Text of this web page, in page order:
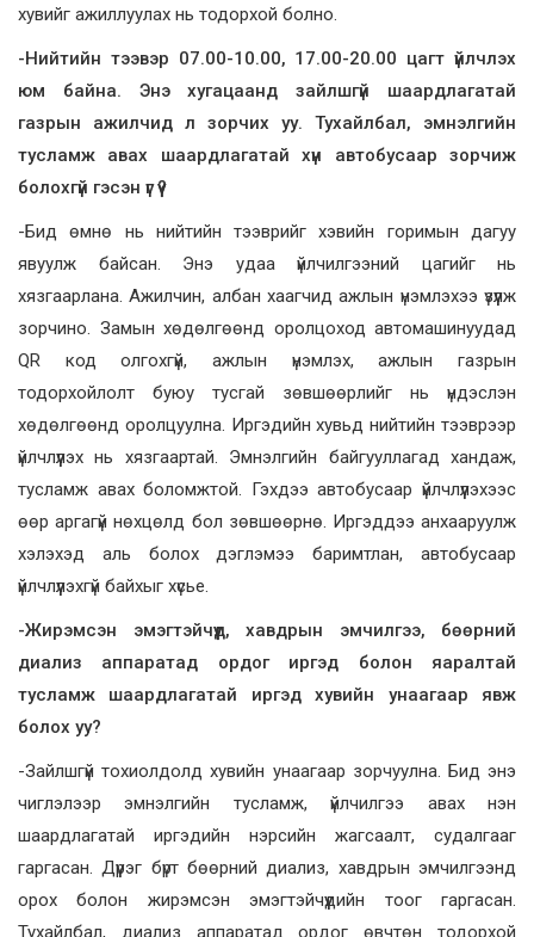
хувийг ажиллуулах нь тодорхой болно.
-Нийтийн тээвэр 07.00-10.00, 17.00-20.00 цагт үйлчлэх
юм байна. Энэ хугацаанд зайлшгүй шаардлагатай
газрын ажилчид л зорчих уу. Тухайлбал, эмнэлгийн
тусламж авах шаардлагатай хүн автобусаар зорчиж
болохгүй гэсэн үг үү?
-Бид өмнө нь нийтийн тээврийг хэвийн горимын дагуу
явуулж байсан. Энэ удаа үйлчилгээний цагийг нь
хязгаарлана. Ажилчин, албан хаагчид ажлын үнэмлэхээ үзүүлж
зорчино. Замын хөдөлгөөнд оролцоход автомашинуудад
QR код олгохгүй, ажлын үнэмлэх, ажлын газрын
тодорхойлолт буюу тусгай зөвшөөрлийг нь үндэслэн
хөдөлгөөнд оролцуулна. Иргэдийн хувьд нийтийн тээврээр
үйлчлүүлэх нь хязгаартай. Эмнэлгийн байгууллагад хандаж,
тусламж авах боломжтой. Гэхдээ автобусаар үйлчлүүлэхээс
өөр аргагүй нөхцөлд бол зөвшөөрнө. Иргэддээ анхааруулж
хэлэхэд аль болох дэглэмээ баримтлан, автобусаар
үйлчлүүлэхгүй байхыг хүсье.
-Жирэмсэн эмэгтэйчүүд, хавдрын эмчилгээ, бөөрний
диализ аппаратад ордог иргэд болон яаралтай
тусламж шаардлагатай иргэд хувийн унаагаар явж
болох уу?
-Зайлшгүй тохиолдолд хувийн унаагаар зорчуулна. Бид энэ
чиглэлээр эмнэлгийн тусламж, үйлчилгээ авах нэн
шаардлагатай иргэдийн нэрсийн жагсаалт, судалгааг
гаргасан. Дүүрэг бүрт бөөрний диализ, хавдрын эмчилгээнд
орох болон жирэмсэн эмэгтэйчүүдийн тоог гаргасан.
Тухайлбал, диализ аппаратад ордог өвчтөн тодорхой